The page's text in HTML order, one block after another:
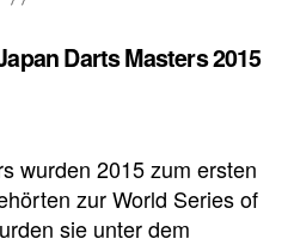
Darts Masters 2015
wurden 2015 zum ersten
zur World Series of
sie unter dem